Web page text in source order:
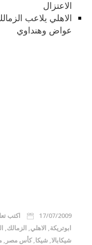
الاعتزال
الاهلي يلاعب
عواض وهنداوي
17/07/2009 اكتب
ابوتريكة, الاهلي, الزمالك,
شيكابالا,شيكا‮,كأس مصر ,